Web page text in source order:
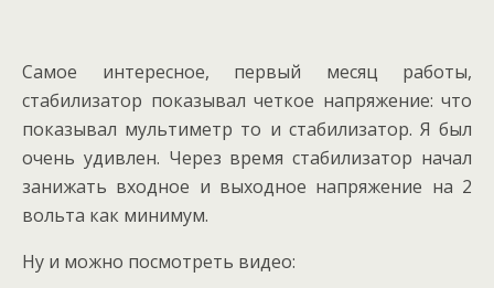
Самое интересное, первый месяц работы,
стабилизатор показывал четкое напряжение: что
показывал мультиметр то и стабилизатор. Я был
очень удивлен. Через время стабилизатор начал
занижать входное и выходное напряжение на 2
вольта как минимум.
Ну и можно посмотреть видео: